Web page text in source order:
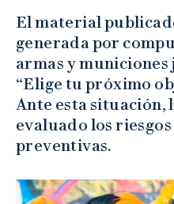
El material
generada por
armas y municiones
“Elige tu próximo
Ante esta situación,
evaluado los
preventivas.